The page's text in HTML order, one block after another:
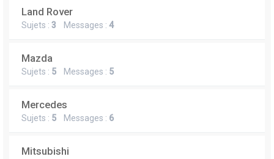
Land Rover
Sujets : 3 Messages : 4
Mazda
Sujets : 5 Messages : 5
Mercedes
Sujets : 5 Messages : 6
Mitsubishi